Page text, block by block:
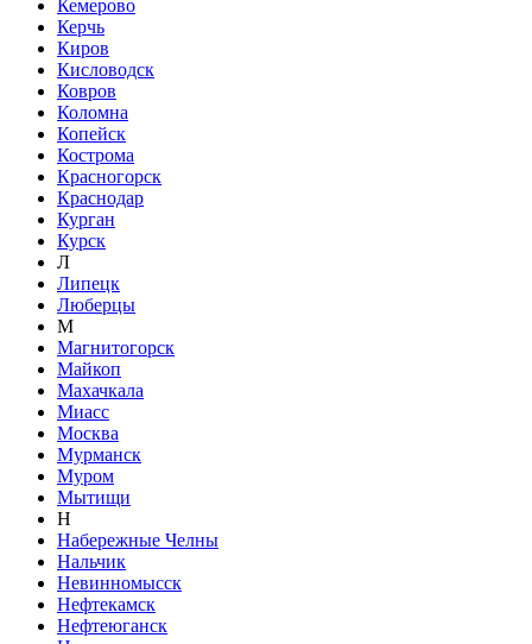
Кемерово
Керчь
Киров
Кисловодск
Ковров
Коломна
Копейск
Кострома
Красногорск
Краснодар
Курган
Курск
Л
Липецк
Люберцы
М
Магнитогорск
Майкоп
Махачкала
Миасс
Москва
Мурманск
Муром
Мытищи
Н
Набережные Челны
Нальчик
Невинномысск
Нефтекамск
Нефтеюганск